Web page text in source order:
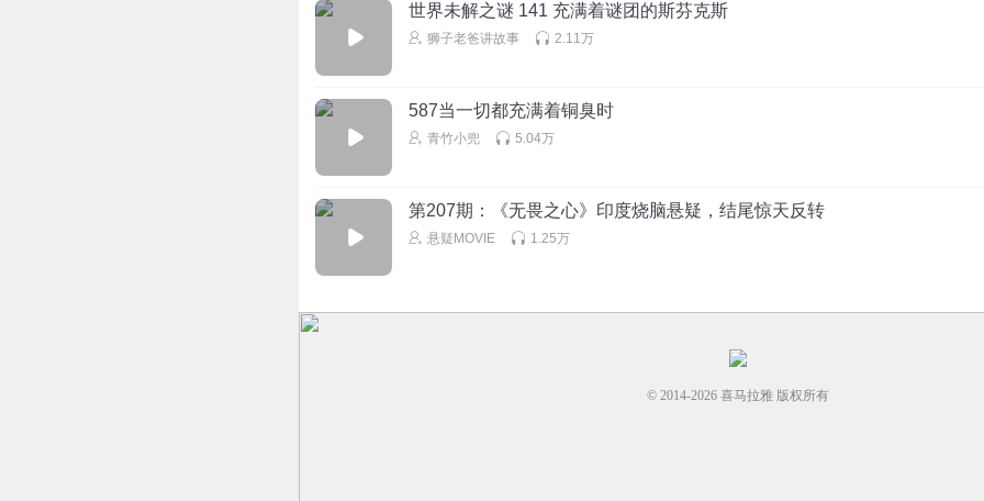
世界未解之谜 141 充满着谜团的斯芬克斯
狮子老爸讲故事 2.11万
587当一切都充满着铜臭时
青竹小兜 5.04万
第207期：《无畏之心》印度烧脑悬疑，结尾惊天反转
悬疑MOVIE 1.25万
© 2014-2026 喜马拉雅 版权所有